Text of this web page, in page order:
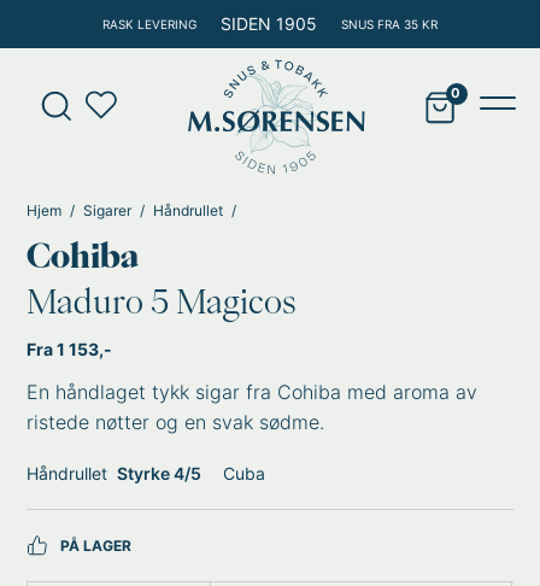
rett
innholdet
RASK LEVERING SIDEN 1905 SNUS FRA 35 KR
Products
search
Hjem Sigarer Håndrullet
Cohiba
Maduro 5 Magicos
Fra 1 153,-
En håndlaget tykk sigar fra Cohiba med aroma av
ristede nøtter og en svak sødme.
Håndrullet Styrke 4/5 Cuba
PÅ LAGER